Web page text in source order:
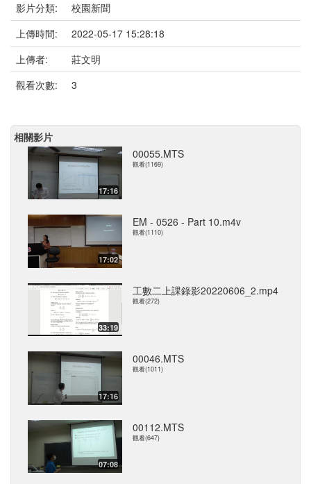
影片分類:
校園新聞
上傳時間:
2022-05-17 15:28:18
上傳者:
莊文明
觀看次數:
3
相關影片
17:16
00055.MTS
觀看(1169)
17:02
EM - 0526 - Part 10.m4v
觀看(1110)
33:19
工數二上課錄影20220606_2.mp4
觀看(272)
17:16
00046.MTS
觀看(1011)
07:08
00112.MTS
觀看(647)